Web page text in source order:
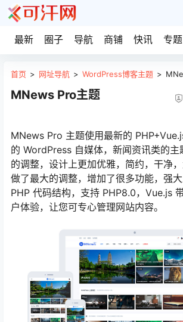
最新 圈子 导航 商铺 快讯 专题
首页 > 网址导航 > WordPress博客主题 >
MNews Pro主题
MNews Pro 主题使用最新的
的 WordPress 自媒体，新闻资讯类的主
的调整，设计上更加优雅，简约，干净
做了最大的调整，增加了很多功能，强
PHP 代码结构，支持 PHP8.0，Vue.js
户体验，让您可专心管理网站内容。